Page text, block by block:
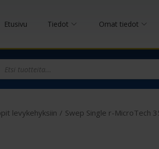
Etusivu Tiedot Omat tiedot
levykehyksiin / Swep Single r-MicroTech